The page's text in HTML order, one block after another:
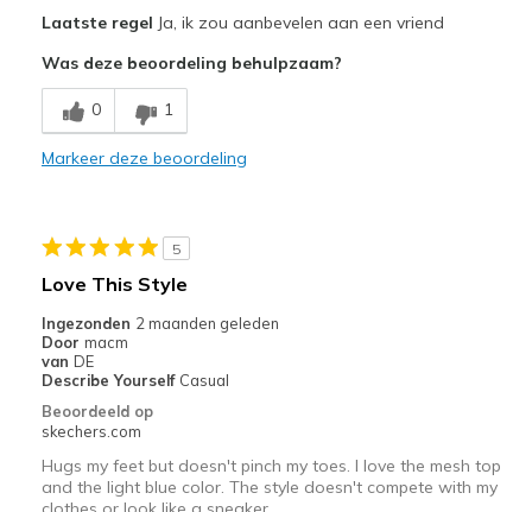
Breathe Well
Comfortable
Beste toepassingen
Going Out
Travel
Width
Feels true to width
Laatste regel Ja, ik zou aanbevelen aan een vriend
Was deze beoordeling behulpzaam?
0 1
Markeer deze beoordeling
5
Love This Style
Ingezonden 2 maanden geleden
Door macm
van DE
Describe Yourself Casual
Beoordeeld op
skechers.com
Hugs my feet but doesn't pinch my toes. I love the mesh top
and the light blue color. The style doesn't compete with my